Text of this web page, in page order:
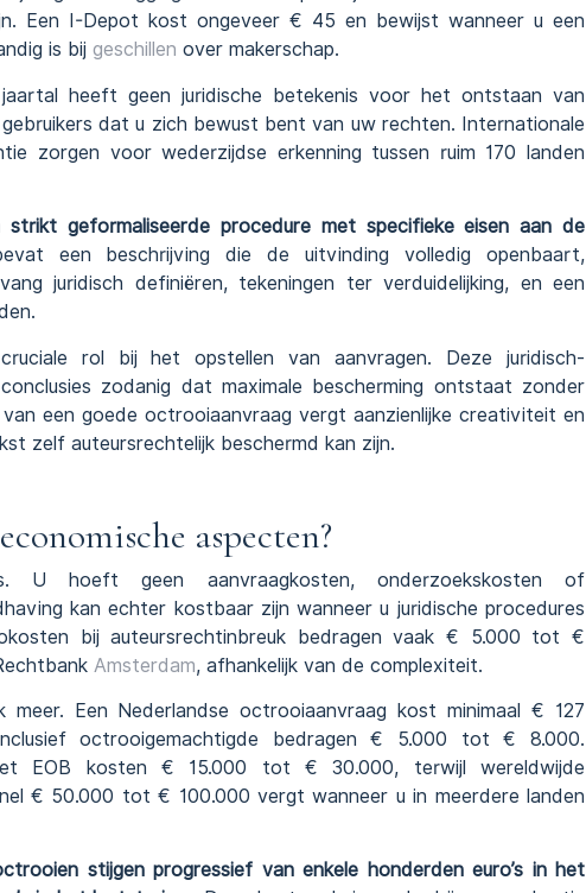
Een I-Depot kost ongeveer € 45 en bewijst wanneer u een
is bij geschillen over makerschap.
heeft geen juridische betekenis voor het ontstaan van
dat u zich bewust bent van uw rechten. Internationale
zorgen voor wederzijdse erkenning tussen ruim 170 landen
geformaliseerde procedure met specifieke eisen aan de
een beschrijving die de uitvinding volledig openbaart,
juridisch definiëren, tekeningen ter verduidelijking, en een
rol bij het opstellen van aanvragen. Deze juridisch-
zodanig dat maximale bescherming ontstaat zonder
een goede octrooiaanvraag vergt aanzienlijke creativiteit en
zelf auteursrechtelijk beschermd kan zijn.
aspecten?
U hoeft geen aanvraagkosten, onderzoekskosten of
kan echter kostbaar zijn wanneer u juridische procedures
bij auteursrechtinbreuk bedragen vaak € 5.000 tot €
Amsterdam, afhankelijk van de complexiteit.
meer. Een Nederlandse octrooiaanvraag kost minimaal € 127
octrooigemachtigde bedragen € 5.000 tot € 8.000.
EOB kosten € 15.000 tot € 30.000, terwijl wereldwijde
€ 50.000 tot € 100.000 vergt wanneer u in meerdere landen
stijgen progressief van enkele honderden euro’s in het